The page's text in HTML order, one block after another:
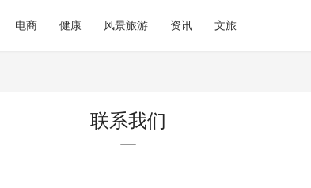
电商 健康 风景旅游 资讯 文旅
联系我们